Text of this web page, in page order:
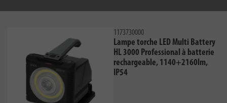
1173730000
Lampe torche LED Multi Battery
HL 3000 Professional à batterie
rechargeable, 1140+2160lm,
IP54